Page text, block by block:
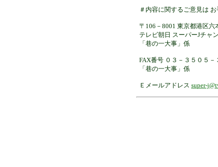
＃内容に関するご意見は
〒106－8001 東京都港区六
テレビ朝日 スーパーJチャ
「巷の一大事」係
FAX番号 ０３－３５０５－
「巷の一大事」係
Ｅメールアドレス super-